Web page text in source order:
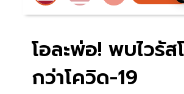
โอละพ่อ! พบไวรั
กว่าโควิด-19